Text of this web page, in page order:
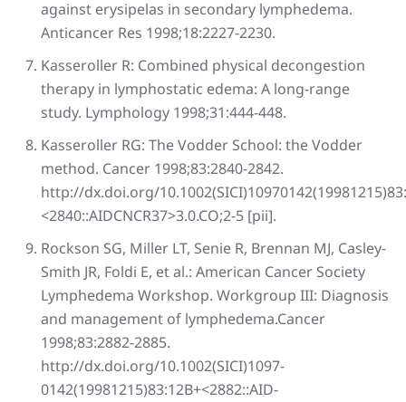
against erysipelas in secondary lymphedema.
Anticancer Res 1998;18:2227-2230.
Kasseroller R: Combined physical decongestion
therapy in lymphostatic edema: A long-range
study. Lymphology 1998;31:444-448.
Kasseroller RG: The Vodder School: the Vodder
method. Cancer 1998;83:2840-2842.
http://dx.doi.org/
<2840::AIDCNCR37>3.0.CO;2-5 [pii].
Rockson SG, Miller LT, Senie R, Brennan MJ, Casley-
Smith JR, Foldi E, et al.: American Cancer Society
Lymphedema Workshop. Workgroup III: Diagnosis
and management of lymphedema.Cancer
1998;83:2882-2885.
http://dx.doi.org/10.1002(SICI)1097-
0142(19981215)83:12B+<2882::AID-